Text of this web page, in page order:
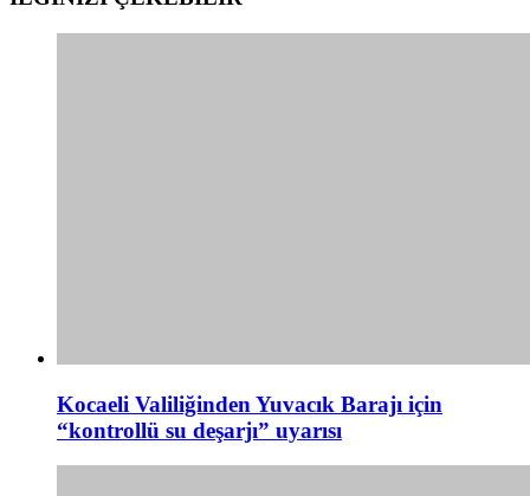
Kocaeli Valiliğinden Yuvacık Barajı için
“kontrollü su deşarjı” uyarısı